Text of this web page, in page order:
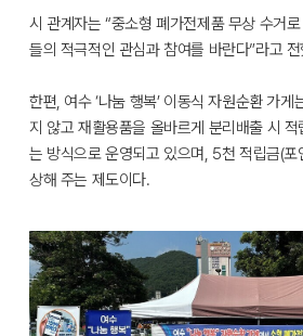
시 관계자는 “중소형 폐가전제품 무상 수거
들의 적극적인 관심과 참여를 바란다”라고
한편, 여수 ‘나눔 행복’ 이동식 자원순환 가
지 않고 재활용품을 올바르게 분리배출 시
는 방식으로 운영되고 있으며, 5천 적립금(
상해 주는 제도이다.